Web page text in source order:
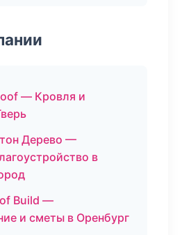
— Кровля и
Дерево —
в
Build —
и сметы в Оренбург